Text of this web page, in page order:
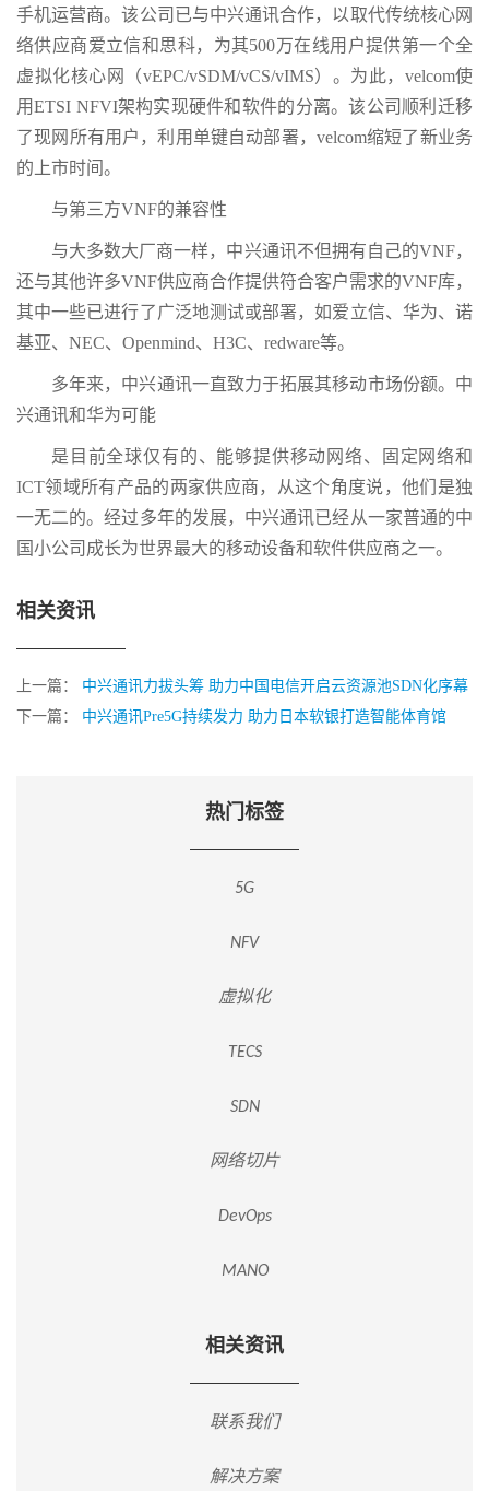
手机运营商。该公司已与中兴通讯合作，以取代传统核心网
络供应商爱立信和思科，为其500万在线用户提供第一个全
虚拟化核心网（vEPC/vSDM/vCS/vIMS）。为此，velcom使
用ETSI NFVI架构实现硬件和软件的分离。该公司顺利迁移
了现网所有用户，利用单键自动部署，velcom缩短了新业务
的上市时间。
与第三方VNF的兼容性
与大多数大厂商一样，中兴通讯不但拥有自己的VNF，
还与其他许多VNF供应商合作提供符合客户需求的VNF库，
其中一些已进行了广泛地测试或部署，如爱立信、华为、诺
基亚、NEC、Openmind、H3C、redware等。
多年来，中兴通讯一直致力于拓展其移动市场份额。中
兴通讯和华为可能
是目前全球仅有的、能够提供移动网络、固定网络和
ICT领域所有产品的两家供应商，从这个角度说，他们是独
一无二的。经过多年的发展，中兴通讯已经从一家普通的中
国小公司成长为世界最大的移动设备和软件供应商之一。
相关资讯
上一篇： 中兴通讯力拔头筹 助力中国电信开启云资源池SDN化序幕
下一篇： 中兴通讯Pre5G持续发力 助力日本软银打造智能体育馆
热门标签
5G
NFV
虚拟化
TECS
SDN
网络切片
DevOps
MANO
相关资讯
联系我们
解决方案